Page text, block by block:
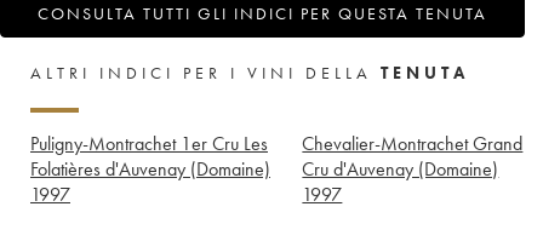
CONSULTA TUTTI GLI INDICI PER QUESTA TENUTA
ALTRI INDICI PER I VINI DELLA TENUTA
Puligny-Montrachet 1er Cru Les
Folatières d'Auvenay (Domaine)
1997
Chevalier-Montrachet Grand
Cru d'Auvenay (Domaine)
1997